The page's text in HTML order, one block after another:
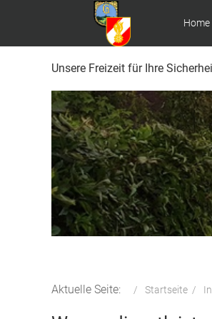
Home
Unsere Freizeit für Ihre
Aktuelle Seite: Startseite